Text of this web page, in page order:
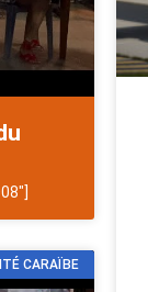
CARAÏBE